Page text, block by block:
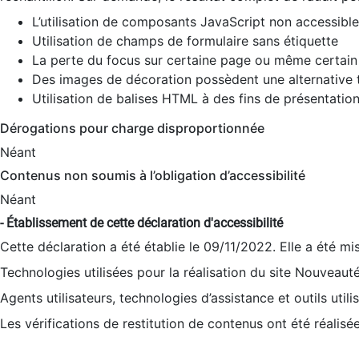
L’utilisation de composants JavaScript non
Utilisation de champs de formulaire sans étiquette
La perte du focus sur certaine page ou même
Des images de décoration possèdent une alternative
Utilisation de balises HTML à des fins de
Dérogations pour charge disproportionnée
Néant
Contenus non soumis à l’obligation d’accessibilité
Néant
- Établissement de cette déclaration d'accessibilité
Cette déclaration a été établie le 09/11/2022. Elle a été
Technologies utilisées pour la réalisation du site
Agents utilisateurs, technologies d’assistance et outils
Les vérifications de restitution de contenus ont été